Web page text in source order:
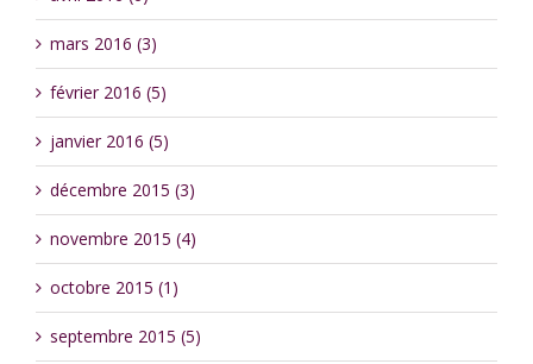
mars 2016 (3)
février 2016 (5)
janvier 2016 (5)
décembre 2015 (3)
novembre 2015 (4)
octobre 2015 (1)
septembre 2015 (5)